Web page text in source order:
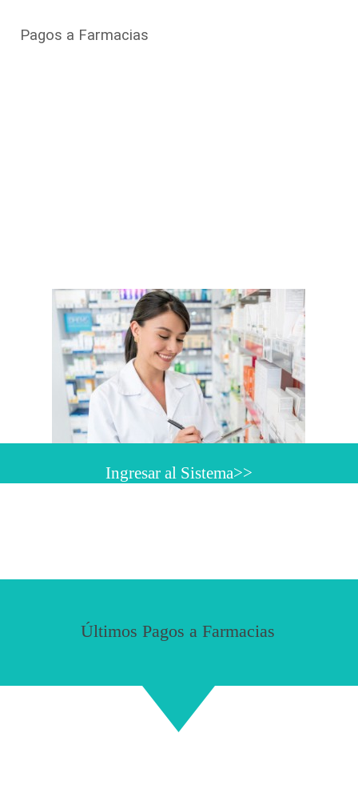
Pagos a Farmacias
Ingresar al Sistema>>
Últimos Pagos a Farmacias